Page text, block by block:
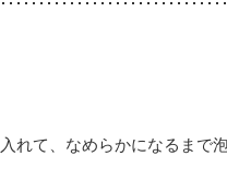
て、なめらかになるまで